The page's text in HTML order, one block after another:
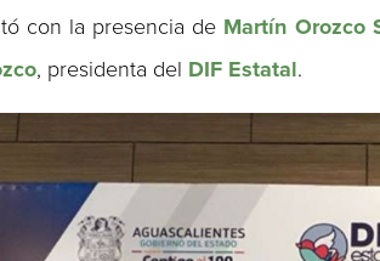
con la presencia de Martín Orozco
, presidenta del DIF Estatal.